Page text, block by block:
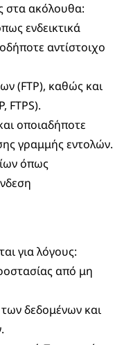
στα ακόλουθα:
ενδεικτικά
αντίστοιχο
(FTP), καθώς και
FTPS).
οποιαδήποτε
γραμμής εντολών.
όπως
για λόγους:
από μη
δεδομένων και